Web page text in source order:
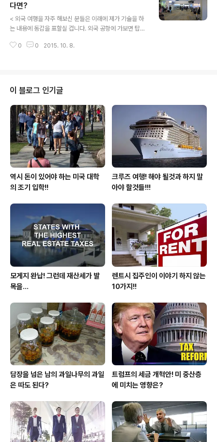
이라는둥 아직도 실체가 확실하게 벗겨지지 않은 여러가지
소문이 난무를 하고 있습니다. 이러한 폭스바겐에 불어닥
힌 폭풍을 바라보는 내노라 하는 경쟁 자동차 업체들은 한
자동차를 생산을 하는 자동차 회사들은 폭스바겐에 대한
다면?
< 외국 여행을 자주 해보신 분들은 이래에 제가 기술을 하
는 내용에 동감을 표할실 겁니다. 외국 공항에 가보면 탑승
있으면 다른 곳으로 가는 항공기를 탑승을 하는 경우가 종
의 공항에서 자신이 가야할 목적지가 아닌 다른 나라의 공
항으로 가는 항공기를 탑승을 했다면 얼마나 난감할까요?
다행하게도 비행기가 이륙치 않은 상태에서 그런 일이 발
생을 했고 승무원이 챙겨주었다면 바로 정리가 되었겠지만
시간을 다투는 항공기의 이륙 때문에 종종 그런 세심한 것
까지 챙기지 못하는 경우가 대부분 입니다. 지..
0 0 2015. 10. 8.
이 블로그 인기글
역시 돈이 있어야 하는 미국 대학
의 조기 입학!!
크루즈 여행! 해야 될것과 하지 말
아야 할것들!!!
모게지 완납! 그런데 재산세가 발
목을...
렌트시 집주인이 이야기 하지 않는
10가지!!
담장을 넘은 남의 과일나무의 과일
은 따도 된다?
트럼프의 세금 개혁안! 미 중산층
에 미치는 영향은?